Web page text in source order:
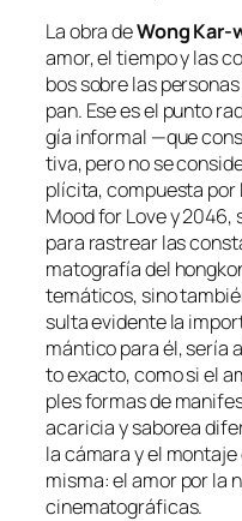
La obra deWong Kar-
amor, el tiem­po y las
bos so­bre las
pan. Ese es el pun­to
gía in­for­mal —que
ti­va, pe­ro no se
plí­ci­ta, com­pues­ta por
Mood for Lovey2046,
pa­ra ras­trear las
ma­to­gra­fía del
te­má­ti­cos, sino
sul­ta evi­den­te la
mán­ti­co pa­ra él, se­ría
to exac­to, co­mo si el
ples for­mas de
aca­ri­cia y sa­bo­rea
la cá­ma­ra y el
mis­ma: el amor por la
cinematográficas.